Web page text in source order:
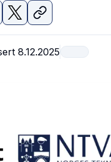
8.12.2025